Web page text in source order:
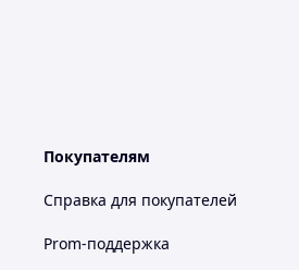
Покупателям
Справка для покупателей
Prom-поддержка